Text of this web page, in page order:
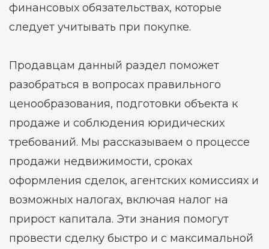
финансовых обязательствах, которые
следует учитывать при покупке.
Продавцам данный раздел поможет
разобраться в вопросах правильного
ценообразования, подготовки объекта к
продаже и соблюдения юридических
требований. Мы рассказываем о процессе
продажи недвижимости, сроках
оформления сделок, агентских комиссиях и
возможных налогах, включая налог на
прирост капитала. Эти знания помогут
провести сделку быстро и с максимальной